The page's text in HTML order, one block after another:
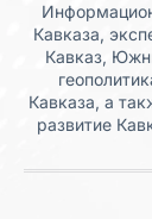
Кавказа,
Кавказ,
Кавказа, а
развитие